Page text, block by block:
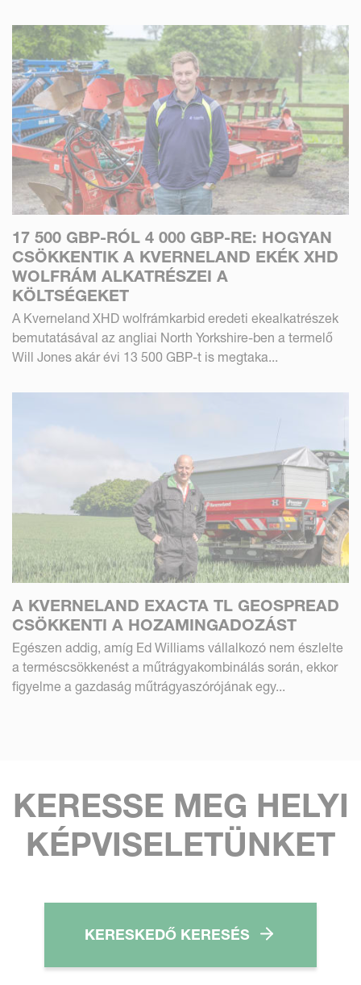
17 500 GBP-RÓL 4 000 GBP-RE: HOGYAN
CSÖKKENTIK A KVERNELAND EKÉK XHD
WOLFRÁM ALKATRÉSZEI A
KÖLTSÉGEKET
A Kverneland XHD wolfrámkarbid eredeti ekealkatrészek
bemutatásával az angliai North Yorkshire-ben a termelő
Will Jones akár évi 13 500 GBP-t is megtaka...
A KVERNELAND EXACTA TL GEOSPREAD
CSÖKKENTI A HOZAMINGADOZÁST
Egészen addig, amíg Ed Williams vállalkozó nem észlelte
a terméscsökkenést a műtrágyakombinálás során, ekkor
figyelme a gazdaság műtrágyaszórójának egy...
KERESSE MEG HELYI
KÉPVISELETÜNKET
KERESKEDŐ KERESÉS